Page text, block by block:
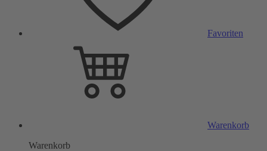
Favoriten
Warenkorb
Warenkorb